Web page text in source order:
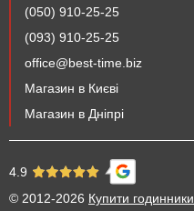
(050) 910-25-25
(093) 910-25-25
office@best-time.biz
Магазин в Києві
Магазин в Дніпрі
4.9
© 2012-2026 Купити годинники